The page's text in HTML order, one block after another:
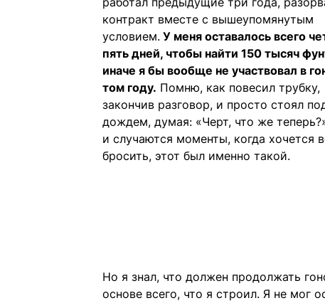
контракт вместе с вышеупомянутым
условием. У меня оставалось всего
пять дней, чтобы найти 150 тысяч
иначе я бы вообще не участвовал в
том году. Помню, как повесил трубку,
закончив разговор, и просто стоял
дождем, думая: «Черт, что же
и случаются моменты, когда хочется
бросить, этот был именно такой.
Но я знал, что должен продолжать
основе всего, что я строил. Я не мог